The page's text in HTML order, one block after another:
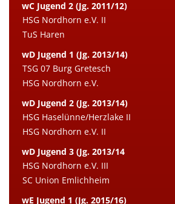
wC Jugend 2 (Jg. 2011/12)
HSG Nordhorn e.V. II
TuS Haren
wD Jugend 1 (Jg. 2013/14)
TSG 07 Burg Gretesch
HSG Nordhorn e.V.
wD Jugend 2 (Jg. 2013/14)
HSG Haselünne/Herzlake II
HSG Nordhorn e.V. II
wD Jugend 3 (Jg. 2013/14
HSG Nordhorn e.V. III
SC Union Emlichheim
wE Jugend 1 (Jg. 2015/16)